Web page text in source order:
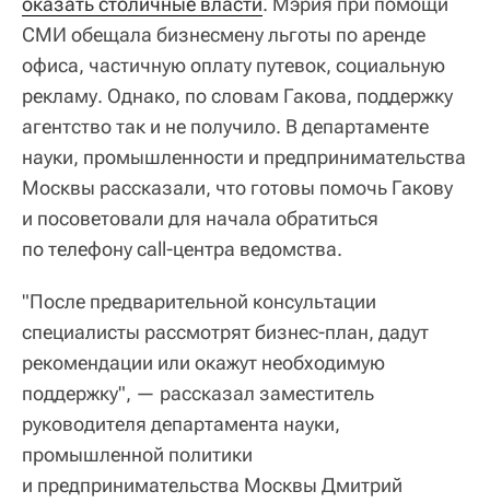
СМИ обещала бизнесмену льготы по аренде
офиса, частичную оплату путевок, социальную
рекламу. Однако, по словам Гакова, поддержку
агентство так и не получило. В департаменте
науки, промышленности и предпринимательства
Москвы рассказали, что готовы помочь Гакову
и посоветовали для начала обратиться
по телефону call-центра ведомства.
"После предварительной консультации
специалисты рассмотрят бизнес-план, дадут
рекомендации или окажут необходимую
поддержку", — рассказал заместитель
руководителя департамента науки,
промышленной политики
и предпринимательства Москвы Дмитрий